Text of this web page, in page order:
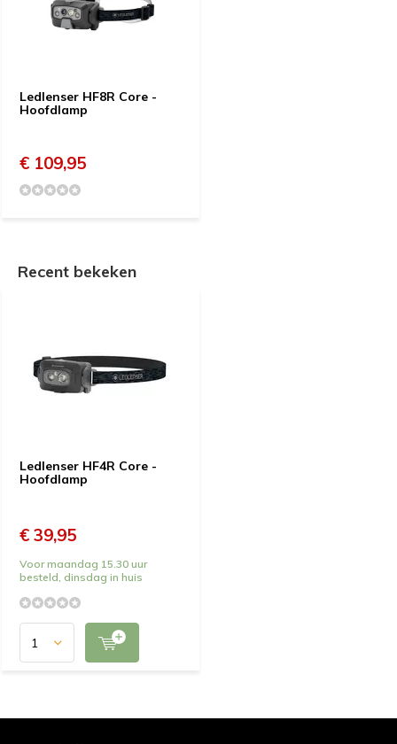
Ledlenser HF8R Core -
Hoofdlamp
€ 109,95
Recent bekeken
Ledlenser HF4R Core -
Hoofdlamp
€ 39,95
Voor maandag 15.30 uur
besteld, dinsdag in huis